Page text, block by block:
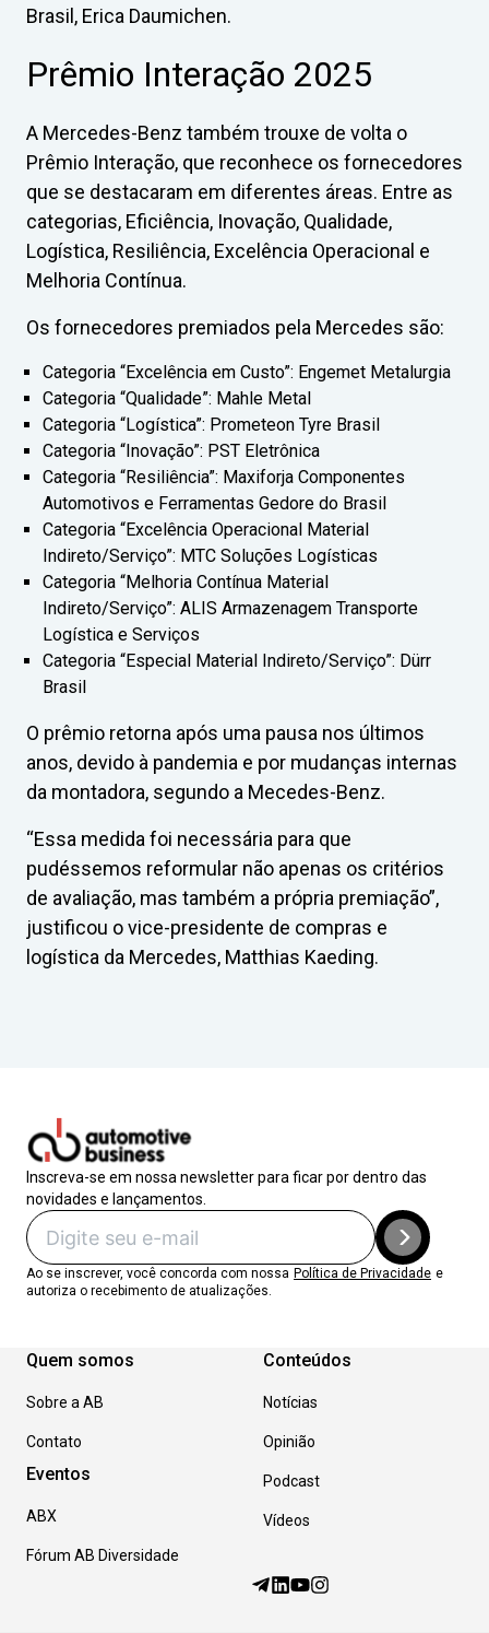
Brasil, Erica Daumichen.
Prêmio Interação 2025
A Mercedes-Benz também trouxe de volta o
Prêmio Interação, que reconhece os fornecedores
que se destacaram em diferentes áreas. Entre as
categorias, Eficiência, Inovação, Qualidade,
Logística, Resiliência, Excelência Operacional e
Melhoria Contínua.
Os fornecedores premiados pela Mercedes são:
Categoria “Excelência em Custo”: Engemet Metalurgia
Categoria “Qualidade”: Mahle Metal
Categoria “Logística”: Prometeon Tyre Brasil
Categoria “Inovação”: PST Eletrônica
Categoria “Resiliência”: Maxiforja Componentes
Automotivos e Ferramentas Gedore do Brasil
Categoria “Excelência Operacional Material
Indireto/Serviço”: MTC Soluções Logísticas
Categoria “Melhoria Contínua Material
Indireto/Serviço”: ALIS Armazenagem Transporte
Logística e Serviços
Categoria “Especial Material Indireto/Serviço”: Dürr
Brasil
O prêmio retorna após uma pausa nos últimos
anos, devido à pandemia e por mudanças internas
da montadora, segundo a Mecedes-Benz.
“Essa medida foi necessária para que
pudéssemos reformular não apenas os critérios
de avaliação, mas também a própria premiação”,
justificou o vice-presidente de compras e
logística da Mercedes, Matthias Kaeding.
Inscreva-se em nossa newsletter para ficar por dentro das
novidades e lançamentos.
Ao se inscrever, você concorda com nossa Política de Privacidade e
autoriza o recebimento de atualizações.
Quem somos
Sobre a AB
Contato
Eventos
ABX
Fórum AB Diversidade
Conteúdos
Notícias
Opinião
Podcast
Vídeos